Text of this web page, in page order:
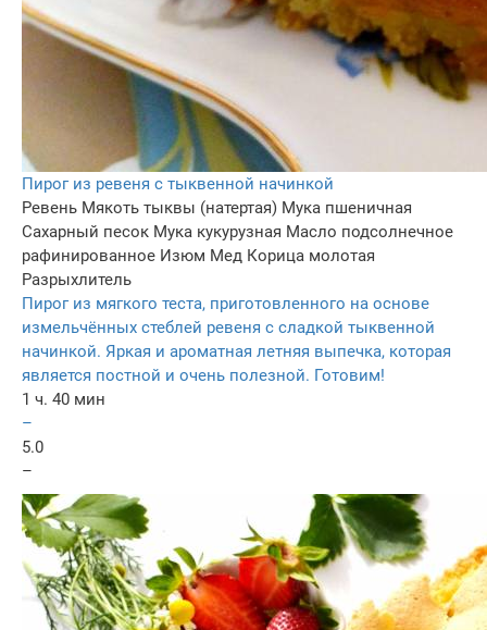
Пирог из ревеня с тыквенной начинкой
Ревень Мякоть тыквы (натертая) Мука пшеничная
Сахарный песок Мука кукурузная Масло подсолнечное
рафинированное Изюм Мед Корица молотая
Разрыхлитель
Пирог из мягкого теста, приготовленного на основе
измельчённых стеблей ревеня с сладкой тыквенной
начинкой. Яркая и ароматная летняя выпечка, которая
является постной и очень полезной. Готовим!
1 ч. 40 мин
–
5.0
–